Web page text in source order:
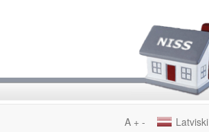
Latviski
A + -